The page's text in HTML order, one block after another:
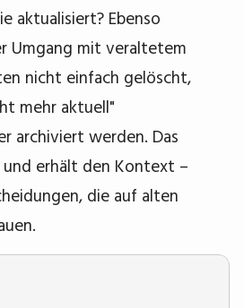
aktualisiert? Ebenso
Umgang mit veraltetem
nicht einfach gelöscht,
mehr aktuell"
archiviert werden. Das
und erhält den Kontext –
die auf alten